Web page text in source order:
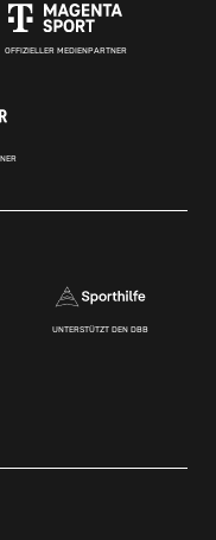
OFFIZIELLER MEDIENPARTNER
UNTERSTÜTZT DEN DBB